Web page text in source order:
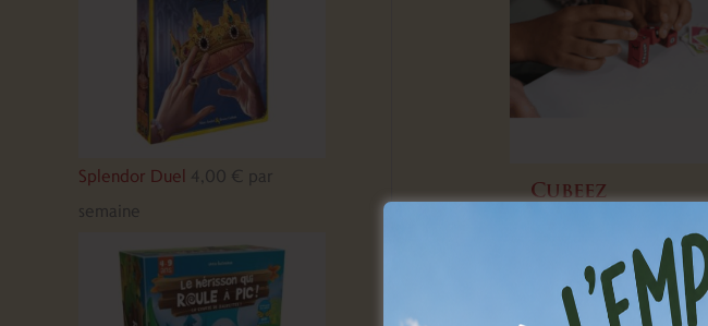
Splendor Duel 4,00 € par
semaine
Cubeez
par semaine
Louer